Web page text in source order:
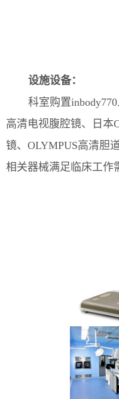
设施设备：
科室购置
高清电视腹腔镜、日本
镜、OLYMPUS高清胆
相关器械满足临床工作